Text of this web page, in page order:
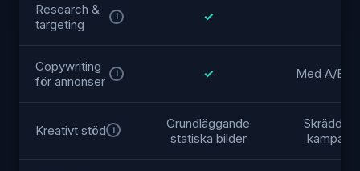
Research &
targeting
i ✓
Copywriting
för annonser
i ✓ Med A/B-
Kreativt stöd i
Grundläggande
statiska bilder